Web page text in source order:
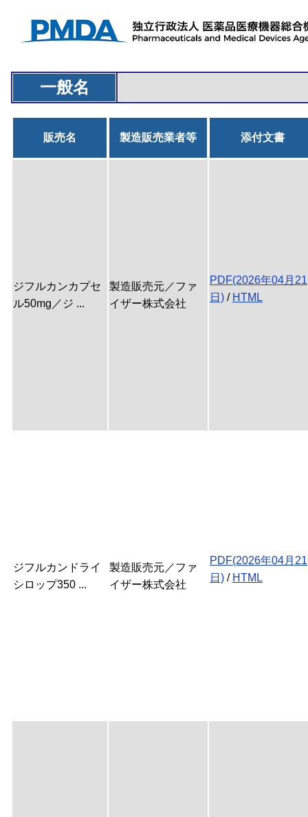
一般名
販売名 製造販売業者等 添付文書
ジフルカンカプセ
ル50mg／ジ ...
製造販売元／ファ
イザー株式会社
PDF(2026年04月21
日) / HTML
ジフルカンドライ
シロップ350 ...
製造販売元／ファ
イザー株式会社
PDF(2026年04月21
日) / HTML